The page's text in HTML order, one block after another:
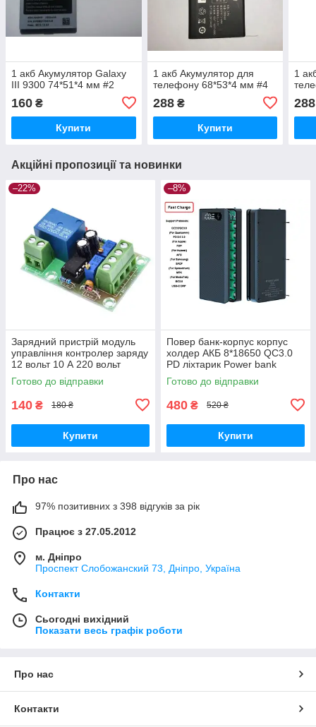
1 акб Акумулятор Galaxy
III 9300 74*51*4 мм #2
160 ₴
Купити
1 акб Акумулятор для
телефону 68*53*4 мм #4
288₴
Купити
1
288
Акційні пропозиції та новинки
–22%
Зарядний пристрій модуль
управління контролер заряду
12 вольт 10 А 220 вольт
Готово до відправки
140 ₴ 180 ₴
Купити
–8%
Повер банк-корпус корпус
холдер АКБ 8*18650 QC3.0
PD ліхтарик Power bank
Готово до відправки
480 ₴ 520 ₴
Купити
Про нас
97% позитивних з 398 відгуків за рік
Працює з 27.05.2012
м. Дніпро
Проспект Слобожанский 73, Дніпро, Україна
Контакти
Сьогодні вихідний
Показати весь графік роботи
Про нас
Контакти